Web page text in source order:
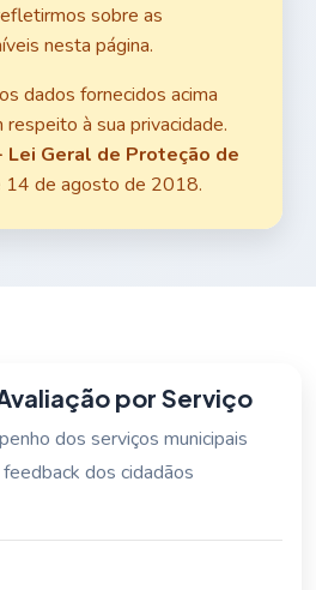
sobre as
nesta página.
dados fornecidos acima
à sua privacidade.
Lei Geral de Proteção de
14 de agosto de 2018.
por Serviço
dos serviços municipais
dos cidadãos